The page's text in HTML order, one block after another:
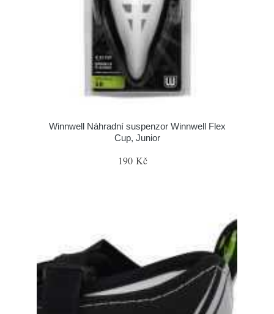
Winnwell Náhradní suspenzor Winnwell Flex
Cup, Junior
190 Kč